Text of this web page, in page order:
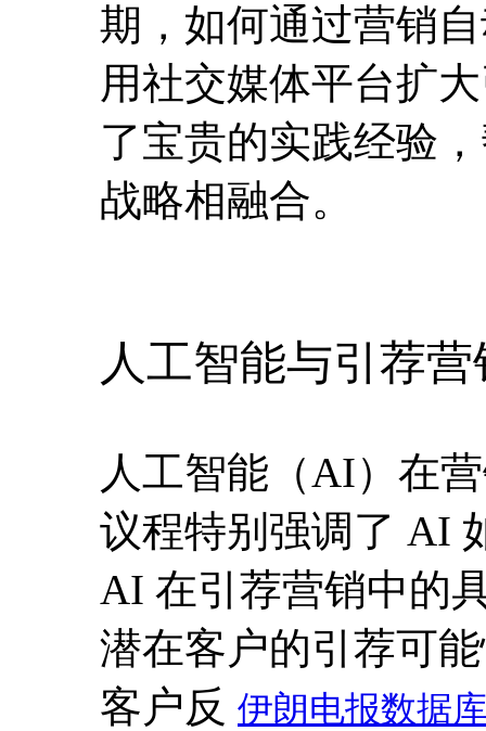
期，如何通过营销
用社交媒体平台扩
了宝贵的实践经验
战略相融合。
人工智能与引荐
人工智能（AI）在
议程特别强调了 AI
AI 在引荐营销中的
潜在客户的引荐可
客户反 伊朗电报数据